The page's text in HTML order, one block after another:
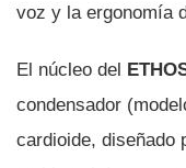
voz y la ergonomía
El núcleo del
condensador
cardioide, diseñado